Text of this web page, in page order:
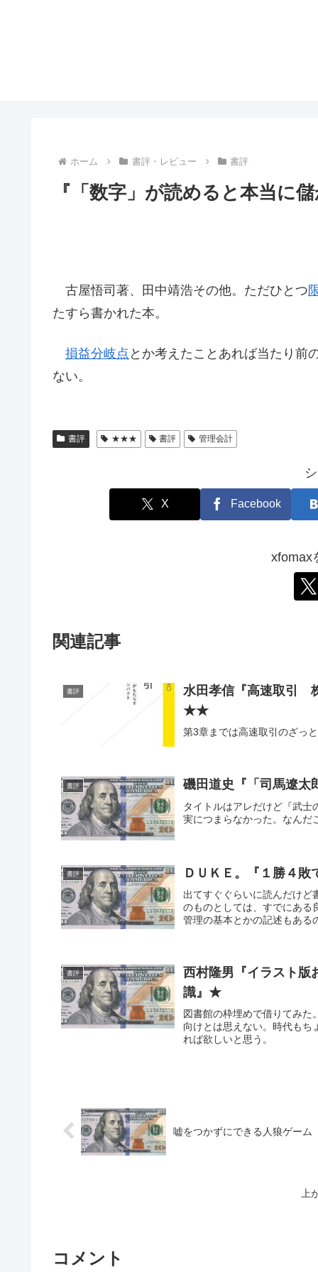
ホーム 書評・レビュー 書評
『「数字」が読めると本当
古屋悟司著、田中靖浩その他。ただひとつ
たすら書かれた本。
損益分岐点 とか考えたことあれば当たり前
ない。
書評 ★★★ 書評 管理会計
X Facebook
xfomax
関連記事
書評
水田孝信『高速取引
★★
第3章までは高速取引のざっ
書評 磯田道史『「司馬遼
タイトルはアレだけど『武
実につまらなかった。なんだ
書評 ＤＵＫＥ。『１勝４
出てすぐぐらいに読んだけ
のものとしては、すでにある
管理の基本とかの記述もある
書評
西村隆男『イラスト版
識』★
図書館の枠埋めで借りてみた
向けとは思えない。時代も
れば欲しいと思う。
嘘をつかずにできる人狼ゲーム
上
コメント